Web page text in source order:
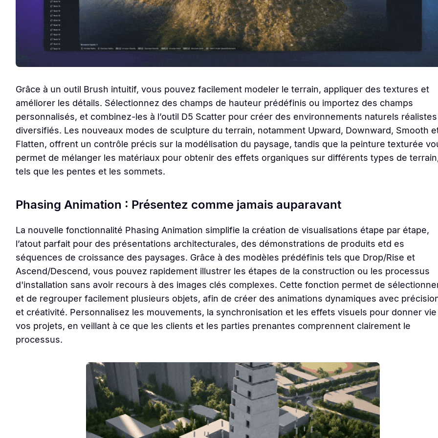
Grâce à un outil Brush intuitif, vous pouvez facilement modeler le terrain, appliquer des textures et
améliorer les détails. Sélectionnez des champs de hauteur prédéfinis ou importez des champs
personnalisés, et combinez-les à l’outil D5 Scatter pour créer des environnements naturels
diversifiés. Les nouveaux modes de sculpture du terrain, notamment Upward, Downward, Smooth
Flatten, offrent un contrôle précis sur la modélisation du paysage, tandis que la peinture texturée
permet de mélanger les matériaux pour obtenir des effets organiques sur différents types de
tels que les pentes et les sommets.
Phasing Animation : Présentez comme jamais auparavant
La nouvelle fonctionnalité Phasing Animation simplifie la création de visualisations étape par étape,
l’atout parfait pour des présentations architecturales, des démonstrations de produits etd es
séquences de croissance des paysages. Grâce à des modèles prédéfinis tels que Drop/Rise et
Ascend/Descend, vous pouvez rapidement illustrer les étapes de la construction ou les processus
d'installation sans avoir recours à des images clés complexes. Cette fonction permet de
et de regrouper facilement plusieurs objets, afin de créer des animations dynamiques avec
et créativité. Personnalisez les mouvements, la synchronisation et les effets visuels pour donner vie
vos projets, en veillant à ce que les clients et les parties prenantes comprennent clairement le
processus.